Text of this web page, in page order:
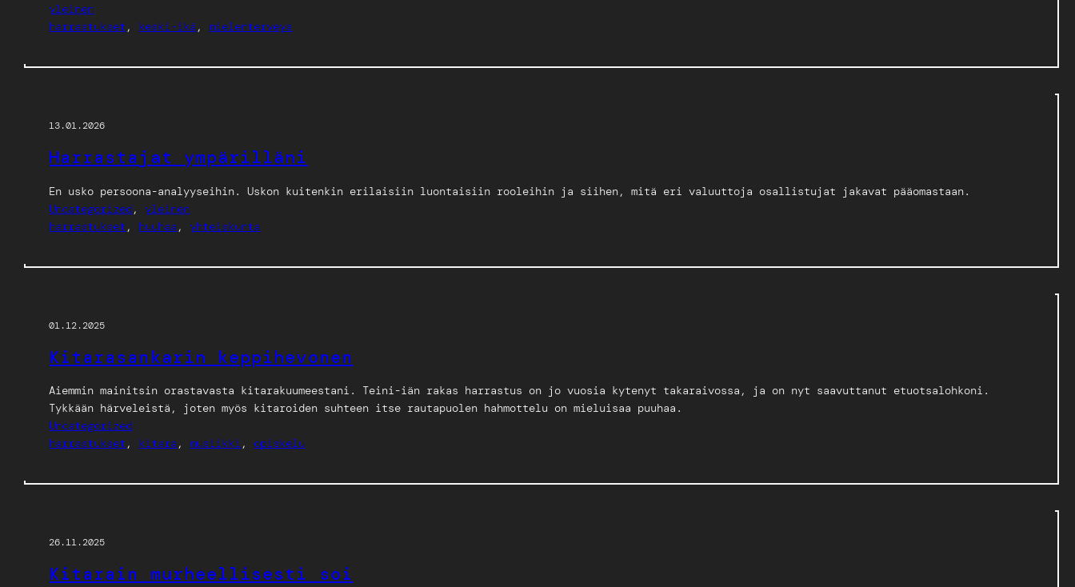
yleinen
harrastukset , keski-ikä , mielenterveys
13.01.2026
Harrastajat ympärilläni
En usko persoona-analyyseihin. Uskon kuitenkin erilaisiin luontaisiin rooleihin ja siihen, mitä eri valuuttoja osallistujat jakavat pääomastaan.
Uncategorized, yleinen
harrastukset , huuhaa , yhteiskunta
01.12.2025
Kitarasankarin keppihevonen
Aiemmin mainitsin orastavasta kitarakuumeestani. Teini-iän rakas harrastus on jo vuosia kytenyt takaraivossa, ja on nyt saavuttanut etuotsalohkoni.
Tykkään härveleistä, joten myös kitaroiden suhteen itse rautapuolen hahmottelu on mieluisaa puuhaa.
Uncategorized
harrastukset , kitara , musiikki , opiskelu
26.11.2025
Kitarain murheellisesti soi